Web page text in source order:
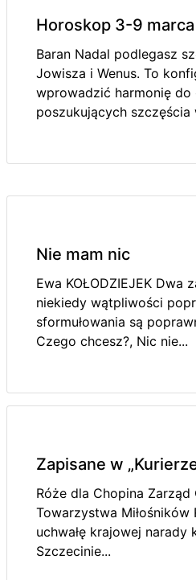
Horoskop 3-9
Baran Nadal podlegasz
Jowisza i Wenus. To
wprowadzić harmonię do
poszukujących szczęścia
Nie mam nic
Ewa KOŁODZIEJEK Dwa
niekiedy wątpliwości
sformułowania są
Czego chcesz?, Nic nie...
Zapisane w
Róże dla Chopina Zarząd
Towarzystwa Miłośników
uchwałę krajowej narady
Szczecinie...